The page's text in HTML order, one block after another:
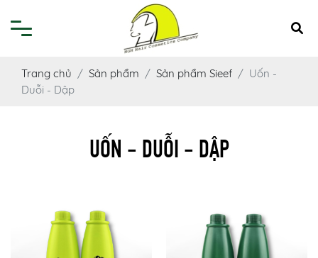
Trang chủ Sản phẩm Sản phẩm Sieef
Uốn -
Duỗi - Dập
UỐN - DUỖI - DẬP